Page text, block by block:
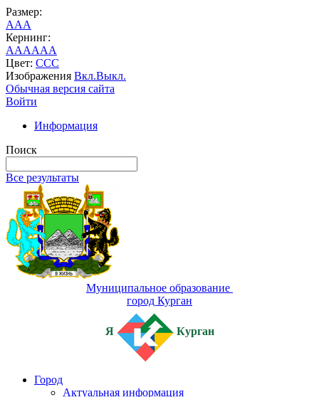
Размер:
AAA
Кернинг:
AAAAAA
Цвет: CCC
Изображения Вкл.Выкл.
Обычная версия сайта
Войти
Информация
Поиск
Все результаты
Муниципальное образование
город Курган
Я Курган
Город
Актуальная информация